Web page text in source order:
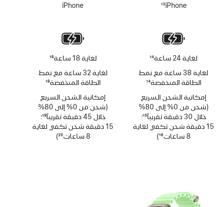
iPhone‏
13
لغاية 24 ساعة
14
لغاية 38 ساعة مع نمط
الطاقة المنخفضة14
إمكانية الشحن السريع
(شحن من 0% إلى 80%
خلال 30 دقيقة تقريباً
حاشية
15؛
15 دقيقة شحن تكفي لغاية
8 ساعات
16
)
iPhone
لغاية 18 ساعة
18
لغاية 32 ساعة مع نمط
الطاقة المنخفضة18
إمكانية الشحن السريع
(شحن من 0% إلى 80%
خلال 45 دقيقة تقريباً
حاشية
19؛
15 دقيقة شحن تكفي لغاية
8 ساعات
20
)